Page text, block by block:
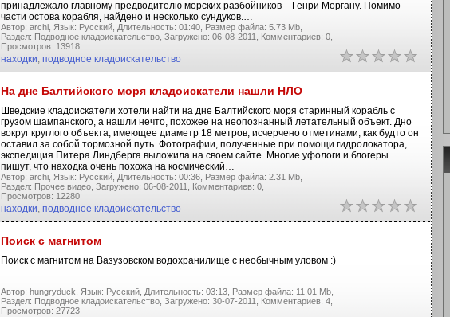
принадлежало главному предводителю морских разбойников – Генри Моргану. Помимо
части остова корабля, найдено и несколько сундуков.…
Автор: archi, Язык: Русский, Длительность: 01:40, Размер файла: 5.73 Mb,
Раздел: Подводное кладоискательство, Загружено: 06-08-2011,
Комментариев: 0,
Просмотров: 13918
находки, подводное кладоискательство
На дне Балтийского моря кладоискатели нашли НЛО
Шведские кладоискатели хотели найти на дне Балтийского моря старинный корабль с
грузом шампанского, а нашли нечто, похожее на неопознанный летательный объект. Дно
вокруг круглого объекта, имеющее диаметр 18 метров, исчерчено отметинами, как будто он
оставил за собой тормозной путь. Фотографии, полученные при помощи гидролокатора,
экспедиция Питера Линдберга выложила на своем сайте. Многие уфологи и блогеры
пишут, что находка очень похожа на космический…
Автор: archi, Язык: Русский, Длительность: 00:36, Размер файла: 2.31 Mb,
Раздел: Прочее видео, Загружено: 06-08-2011,
Комментариев: 0,
Просмотров: 12280
находки, подводное кладоискательство
Поиск с магнитом
Поиск с магнитом на Вазузовском водохранилище с необычным уловом :)
Автор: hungryduck, Язык: Русский, Длительность: 03:13, Размер файла: 11.01 Mb,
Раздел: Подводное кладоискательство, Загружено: 30-07-2011,
Комментариев: 4,
Просмотров: 27723